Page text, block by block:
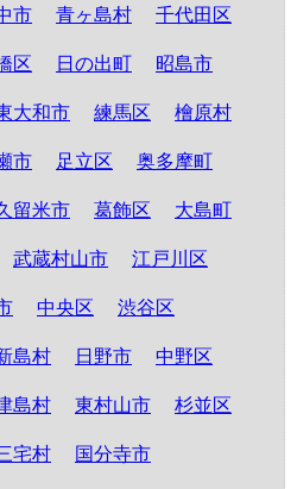
市 青ヶ島村 千代田区
区 日の出町 昭島市
大和市 練馬区 檜原村
市 足立区 奥多摩町
留米市 葛飾区 大島町
武蔵村山市 江戸川区
中央区 渋谷区
島村 日野市 中野区
島村 東村山市 杉並区
宅村 国分寺市